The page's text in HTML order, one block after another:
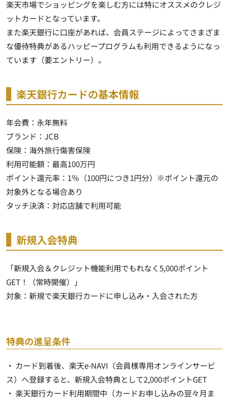
楽天市場でショッピングを楽しむ方には特にオススメのクレジ
ットカード となっています。
また楽天銀行に口座があれば、会員ステージによってさまざま
な優待特典があるハッピープログラムも利用できるようになっ
ています（要エントリー）。
楽天銀行カードの基本情報
年会費： 永年無料
ブランド：JCB
保険：海外旅行傷害保険
利用可能額：最高100万円
ポイント還元率：1％（100円につき1円分）※ポイント還元の
対象外となる場合あり
タッチ決済：対応店舗で利用可能
新規入会特典
「新規入会＆クレジット機能利用でもれなく5,000ポイント
GET！（常時開催）」
対象：新規で楽天銀行カードに申し込み・入会された方
特典の進呈条件
・ カード到着後、楽天e-NAVI（会員様専用オンラインサービ
ス）へ登録すると、新規入会特典として2,000ポイントGET
・ 楽天銀行カード利用期間中（カードお申し込みの翌々月ま